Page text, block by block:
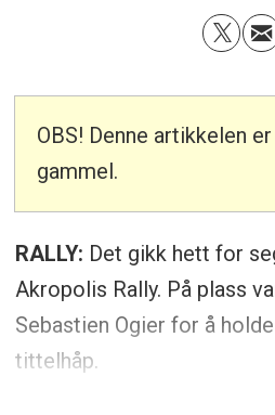
OBS! Denne artikkelen
gammel.
RALLY: Det gikk hett for
Akropolis Rally. På plass
Sebastien Ogier for å
tittelhåp.